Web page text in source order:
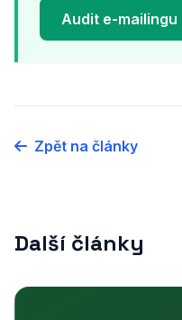
Audit e-mailingu
Zpět na články
Další články